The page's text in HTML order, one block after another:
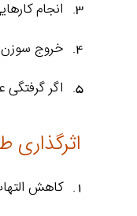
انجام
خروج سوزن
اگر
کاهش